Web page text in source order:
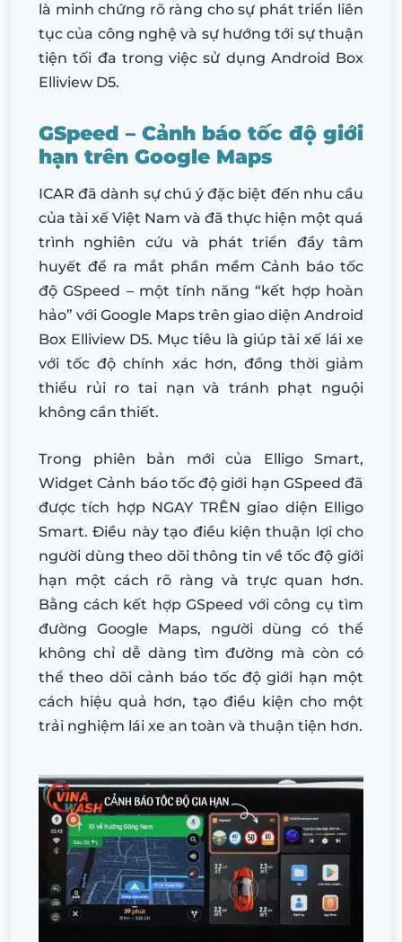
là minh chứng rõ ràng cho sự phát triển liên
tục của công nghệ và sự hướng tới sự thuận
tiện tối đa trong việc sử dụng Android Box
Elliview D5.
GSpeed – Cảnh báo tốc độ giới
hạn trên Google Maps
ICAR đã dành sự chú ý đặc biệt đến nhu cầu
của tài xế Việt Nam và đã thực hiện một quá
trình nghiên cứu và phát triển đầy tâm
huyết để ra mắt phần mềm Cảnh báo tốc
độ GSpeed – một tính năng “kết hợp hoàn
hảo” với Google Maps trên giao diện Android
Box Elliview D5. Mục tiêu là giúp tài xế lái xe
với tốc độ chính xác hơn, đồng thời giảm
thiểu rủi ro tai nạn và tránh phạt nguội
không cần thiết.
Trong phiên bản mới của Elligo Smart,
Widget Cảnh báo tốc độ giới hạn GSpeed đã
được tích hợp NGAY TRÊN giao diện Elligo
Smart. Điều này tạo điều kiện thuận lợi cho
người dùng theo dõi thông tin về tốc độ giới
hạn một cách rõ ràng và trực quan hơn.
Bằng cách kết hợp GSpeed với công cụ tìm
đường Google Maps, người dùng có thể
không chỉ dễ dàng tìm đường mà còn có
thể theo dõi cảnh báo tốc độ giới hạn một
cách hiệu quả hơn, tạo điều kiện cho một
trải nghiệm lái xe an toàn và thuận tiện hơn.